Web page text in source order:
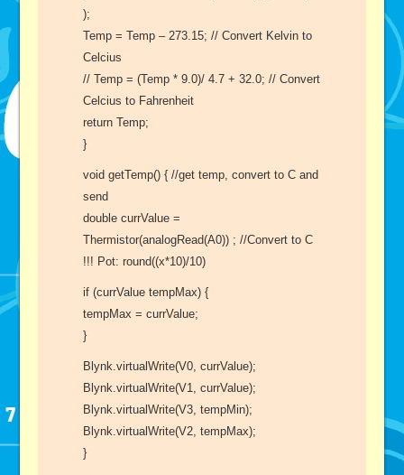
);
Temp = Temp – 273.15; // Convert Kelvin to
Celcius
// Temp = (Temp * 9.0)/ 4.7 + 32.0; // Convert
Celcius to Fahrenheit
return Temp;
}
void getTemp() { //get temp, convert to C and
send
double currValue =
Thermistor(analogRead(A0)) ; //Convert to C
!!! Pot: round((x*10)/10)
if (currValue tempMax) {
tempMax = currValue;
}
Blynk.virtualWrite(V0, currValue);
Blynk.virtualWrite(V1, currValue);
Blynk.virtualWrite(V3, tempMin);
Blynk.virtualWrite(V2, tempMax);
}